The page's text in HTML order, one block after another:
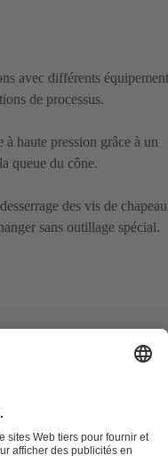
avec différents
de processus.
haute pression grâce à un
queue du cône.
des vis de
sans outillage spécial.